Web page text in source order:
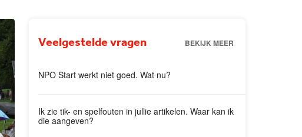
Veelgestelde vragen BEKIJK MEER
NPO Start werkt niet goed. Wat nu?
Ik zie tik- en spelfouten in jullie artikelen. Waar kan ik
die aangeven?